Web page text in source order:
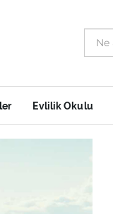
Evlilik Okulu